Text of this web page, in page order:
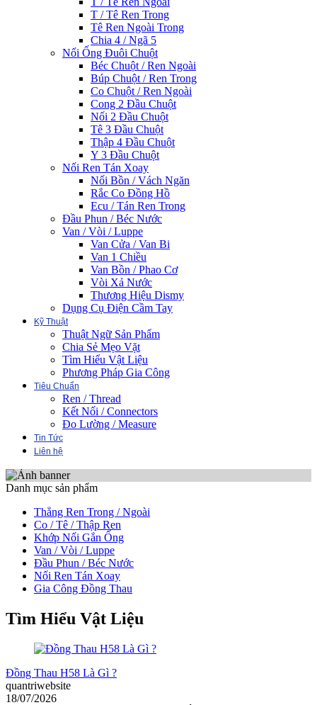
T / Tê Ren Trong
Tê Ren Ngoài Trong
Chia 4 / Ngã 5
Nối Ống Đuôi Chuột
Béc Chuột / Ren Ngoài
Búp Chuột / Ren Trong
Co Chuột / Ren Ngoài
Cong 2 Đầu Chuột
Nối 2 Đầu Chuột
Tê 3 Đầu Chuột
Thập 4 Đầu Chuột
Y 3 Đầu Chuột
Nối Ren Tán Xoay
Nối Bồn / Vách Ngăn
Rắc Co Đồng Hồ
Ecu / Tán Ren Trong
Đầu Phun / Béc Nước
Van / Vòi / Luppe
Van Cửa / Van Bi
Van 1 Chiều
Van Bồn / Phao Cơ
Vòi Xả Nước
Thương Hiệu Dismy
Dụng Cụ Điện Cầm Tay
Kỹ Thuật
Thuật Ngữ Sản Phẩm
Chia Sẻ Mẹo Vặt
Tìm Hiểu Vật Liệu
Phương Pháp Gia Công
Tiêu Chuẩn
Ren / Thread
Kết Nối / Connectors
Đo Lường / Measure
Tin Tức
Liên hệ
Danh mục sản phẩm
Thẳng Ren Trong / Ngoài
Co / Tê / Thập Ren
Khớp Nối Gắn Ống
Van / Vòi / Luppe
Đầu Phun / Béc Nước
Nối Ren Tán Xoay
Gia Công Đồng Thau
Tìm Hiểu Vật Liệu
Đồng Thau H58 Là Gì ?
quantriwebsite
18/07/2026